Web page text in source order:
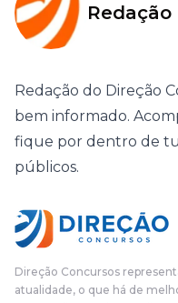
Redação do Direção
bem informado.
fique por dentro de
públicos.
Direção Concursos
atualidade, o que há de